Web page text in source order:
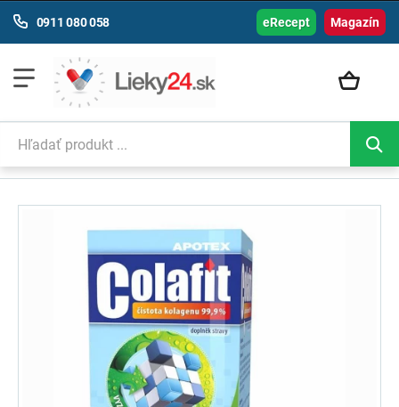
Magazín
0911 080 058 eRecept